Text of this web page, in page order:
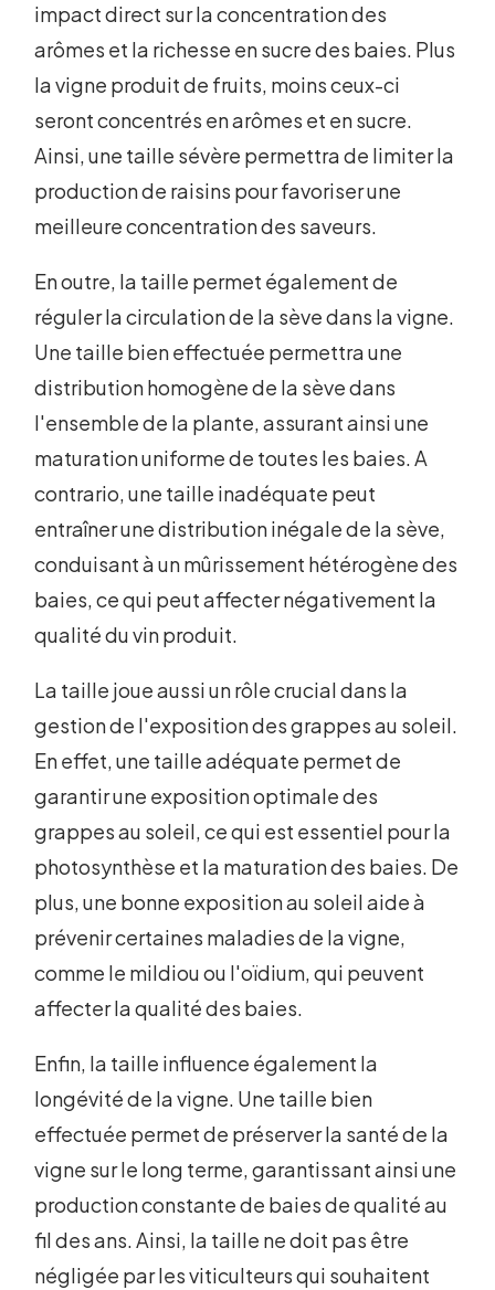
impact direct sur la concentration des
arômes et la richesse en sucre des baies. Plus
la vigne produit de fruits, moins ceux-ci
seront concentrés en arômes et en sucre.
Ainsi, une taille sévère permettra de limiter la
production de raisins pour favoriser une
meilleure concentration des saveurs.
En outre, la taille permet également de
réguler la circulation de la sève dans la vigne.
Une taille bien effectuée permettra une
distribution homogène de la sève dans
l'ensemble de la plante, assurant ainsi une
maturation uniforme de toutes les baies. A
contrario, une taille inadéquate peut
entraîner une distribution inégale de la sève,
conduisant à un mûrissement hétérogène des
baies, ce qui peut affecter négativement la
qualité du vin produit.
La taille joue aussi un rôle crucial dans la
gestion de l'exposition des grappes au soleil.
En effet, une taille adéquate permet de
garantir une exposition optimale des
grappes au soleil, ce qui est essentiel pour la
photosynthèse et la maturation des baies. De
plus, une bonne exposition au soleil aide à
prévenir certaines maladies de la vigne,
comme le mildiou ou l'oïdium, qui peuvent
affecter la qualité des baies.
Enfin, la taille influence également la
longévité de la vigne. Une taille bien
effectuée permet de préserver la santé de la
vigne sur le long terme, garantissant ainsi une
production constante de baies de qualité au
fil des ans. Ainsi, la taille ne doit pas être
négligée par les viticulteurs qui souhaitent